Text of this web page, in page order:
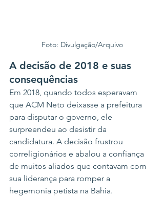
Foto: Divulgação/Arquivo
A decisão de 2018 e suas
consequências
Em 2018, quando todos esperavam
que ACM Neto deixasse a prefeitura
para disputar o governo, ele
surpreendeu ao desistir da
candidatura. A decisão frustrou
correligionários e abalou a confiança
de muitos aliados que contavam com
sua liderança para romper a
hegemonia petista na Bahia.